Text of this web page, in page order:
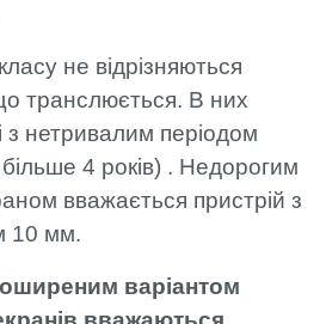
не відрізняються
транслюється. В них
з нетривалим періодом
4 років) . Недорогим
вважається пристрій з
10 мм.
варіантом